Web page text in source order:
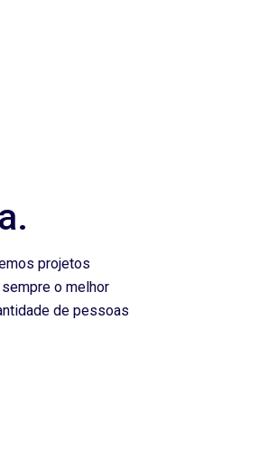
projetos
o melhor
de pessoas